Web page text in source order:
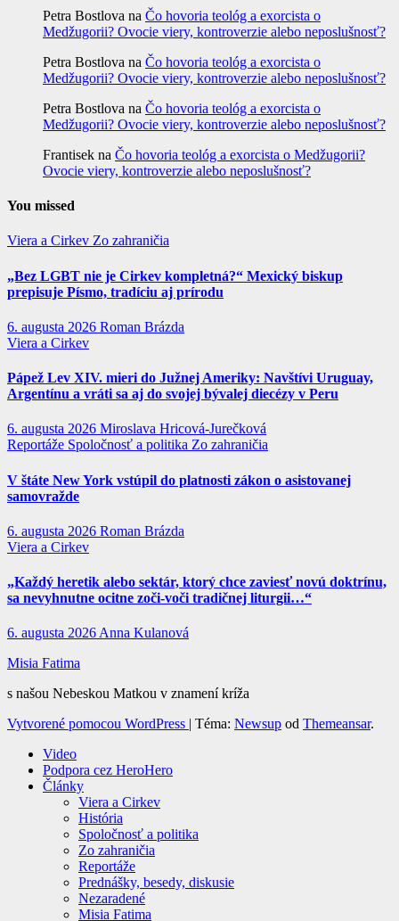
Petra Bostlova na Čo hovoria teológ a exorcista o
Medžugorii? Ovocie viery, kontroverzie alebo neposlušnosť?
Petra Bostlova na Čo hovoria teológ a exorcista o
Medžugorii? Ovocie viery, kontroverzie alebo neposlušnosť?
Petra Bostlova na Čo hovoria teológ a exorcista o
Medžugorii? Ovocie viery, kontroverzie alebo neposlušnosť?
Frantisek na Čo hovoria teológ a exorcista o Medžugorii?
Ovocie viery, kontroverzie alebo neposlušnosť?
You missed
Viera a Cirkev Zo zahraničia
„Bez LGBT nie je Cirkev kompletná?“ Mexický biskup
prepisuje Písmo, tradíciu aj prírodu
6. augusta 2026 Roman Brázda
Viera a Cirkev
Pápež Lev XIV. mieri do Južnej Ameriky: Navštívi Uruguay,
Argentínu a vráti sa aj do svojej bývalej diecézy v Peru
6. augusta 2026 Miroslava Hricová-Jurečková
Reportáže Spoločnosť a politika Zo zahraničia
V štáte New York vstúpil do platnosti zákon o asistovanej
samovražde
6. augusta 2026 Roman Brázda
Viera a Cirkev
„Každý heretik alebo sektár, ktorý chce zaviesť novú doktrínu,
sa nevyhnutne ocitne zoči-voči tradičnej liturgii…“
6. augusta 2026Anna Kulanová
Misia Fatima
s našou Nebeskou Matkou v znamení kríža
Vytvorené pomocou WordPress
Téma: Newsup od Themeansar.
Video
Podpora cez HeroHero
Články
Viera a Cirkev
História
Spoločnosť a politika
Zo zahraničia
Reportáže
Prednášky, besedy, diskusie
Nezaradené
Misia Fatima